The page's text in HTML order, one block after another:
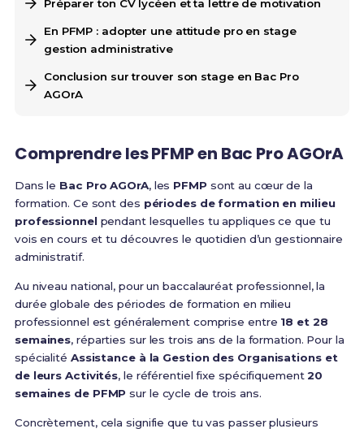
Préparer ton CV lycéen et ta lettre de motivation
En PFMP : adopter une attitude pro en stage
gestion administrative
Conclusion sur trouver son stage en Bac Pro
AGOrA
Comprendre les PFMP en Bac Pro AGOrA
Dans le Bac Pro AGOrA, les PFMP sont au cœur de la
formation. Ce sont des périodes de formation en milieu
professionnelpendant lesquelles tu appliques ce que tu
vois en cours et tu découvres le quotidien d’un gestionnaire
administratif.
Au niveau national, pour un baccalauréat professionnel, la
durée globale des périodes de formation en milieu
professionnel est généralement comprise entre 18 et 28
semaines, réparties sur les trois ans de la formation. Pour la
spécialité Assistance à la Gestion des Organisations et
de leurs Activités, le référentiel fixe spécifiquement20
semaines de PFMP sur le cycle de trois ans.
Concrètement, cela signifie que tu vas passer plusieurs